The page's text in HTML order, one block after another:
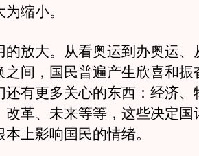
缩小。
大。从看奥运到办奥运、
之间，国民普遍产生欣喜和振
还有更多关心的东西：经济、
改革、未来等等，这些决定国
上影响国民的情绪。